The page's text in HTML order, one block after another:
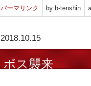
パーマリンク by b-tenshin
2018.10.15
ボス襲来